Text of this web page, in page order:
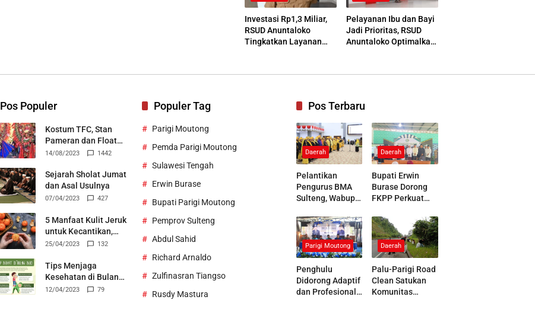
Investasi Rp1,3 Miliar,
RSUD Anuntaloko
Tingkatkan Layanan
Pelayanan Ibu dan Bayi
Jadi Prioritas, RSUD
Anuntaloko Optimalkan
Pos Populer
Kostum TFC, Stan
Pameran dan Float
Durian Parigi Moutong
2023
14/08/2023 1442
Sejarah Sholat Jumat
dan Asal Usulnya
07/04/2023 427
5 Manfaat Kulit Jeruk
untuk Kecantikan,
Bisa Jadi Skincare
25/04/2023 132
Tips Menjaga
Kesehatan di Bulan
Suci Ramadhan
12/04/2023 79
Populer Tag
Parigi Moutong
Pemda Parigi Moutong
Sulawesi Tengah
Erwin Burase
Bupati Parigi Moutong
Pemprov Sulteng
Abdul Sahid
Richard Arnaldo
Zulfinasran Tiangso
Rusdy Mastura
Pos Terbaru
Daerah
Pelantikan
Pengurus BMA
Sulteng, Wabup
Tegaskan
Dukungan
terhadap
Pelestarian Adat
Daerah
Bupati Erwin
Burase Dorong
FKPP Perkuat
Membangun
Generasi
Berkarakter
Parigi Moutong
Penghulu
Didorong Adaptif
dan Profesional
Daerah
Palu-Parigi Road
Clean Satukan
Komunitas